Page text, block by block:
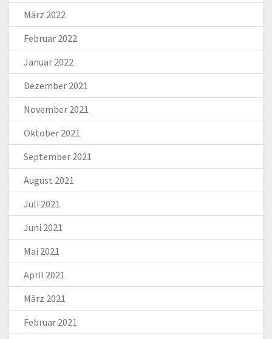
März 2022
Februar 2022
Januar 2022
Dezember 2021
November 2021
Oktober 2021
September 2021
August 2021
Juli 2021
Juni 2021
Mai 2021
April 2021
März 2021
Februar 2021